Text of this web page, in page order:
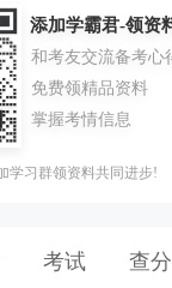
学习群领资料共同进步!
考试 查分